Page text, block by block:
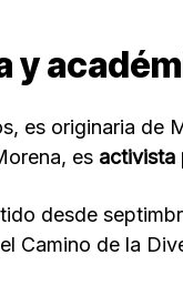
y
es originaria de
es activista
desde
Camino de la